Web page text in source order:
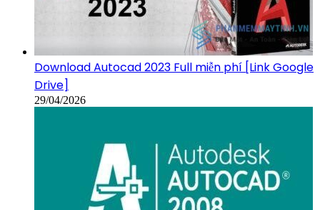
Download Autocad 2023 Full miễn phí [Link Google
Drive]
29/04/2026